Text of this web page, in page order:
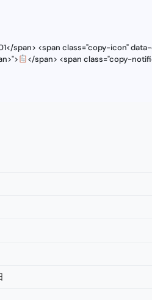
span> <span class="copy-icon"
</span> <span class="copy-